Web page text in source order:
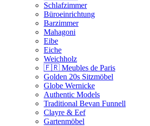
Schlafzimmer
Büroeinrichtung
Barzimmer
Mahagoni
Eibe
Eiche
Weichholz
🇫🇷 Meubles de Paris
Golden 20s Sitzmöbel
Globe Wernicke
Authentic Models
Traditional Bevan Funnell
Clayre & Eef
Gartenmöbel